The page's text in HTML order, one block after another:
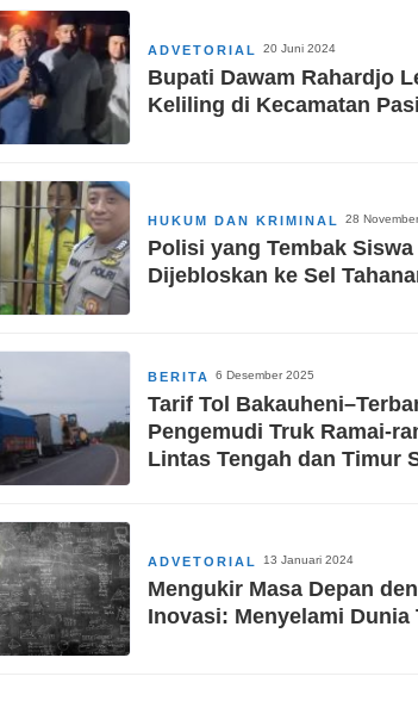
ADVETORIAL 20 Juni 2024
Bupati Dawam Rahardjo
Keliling di Kecamatan
HUKUM DAN KRIMINAL 28
Polisi yang Tembak
Dijebloskan ke Sel
BERITA 6 Desember 2025
Tarif Tol
Pengemudi Truk Ramai-
Lintas Tengah dan Timur
ADVETORIAL 13 Januari 2024
Mengukir Masa Depan
Inovasi: Menyelami Dunia